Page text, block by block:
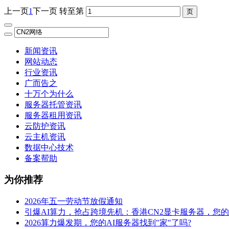
上一页1下一页 转至第
新闻资讯
网站动态
行业资讯
广而告之
十万个为什么
服务器托管资讯
服务器租用资讯
云防护资讯
云主机资讯
数据中心技术
备案帮助
为你推荐
2026年五一劳动节放假通知
引爆AI算力，抢占跨境先机：香港CN2显卡服务器，您
2026算力爆发期，您的AI服务器找到"家"了吗?